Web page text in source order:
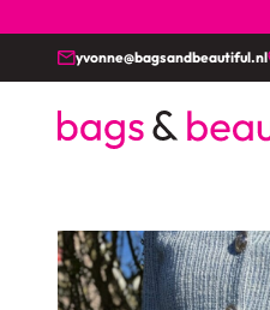
yvonne@bagsandbeautiful.nl